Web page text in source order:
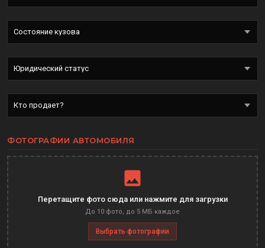
ФОТОГРАФИИ АВТОМОБИЛЯ
Перетащите фото сюда или нажмите для загрузки
До 10 фото, до 5 МБ каждое
Выбрать фотографии